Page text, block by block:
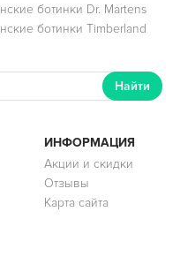
ботинки Dr. Martens
ботинки Timberland
Найти
ИНФОРМАЦИЯ
Акции и скидки
Отзывы
Карта сайта